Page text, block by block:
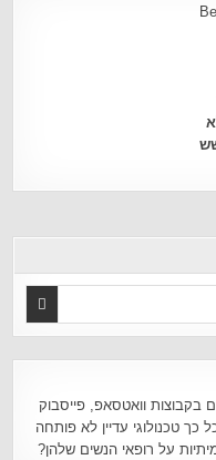
בקבוצות וואטסאפ, פייסבוק
כך טכנולוגי עדיין לא פותחה
על רופאי הנשים שלהן?